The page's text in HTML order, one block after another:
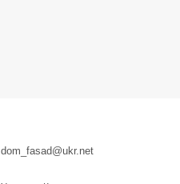
dom_fasad@ukr.net